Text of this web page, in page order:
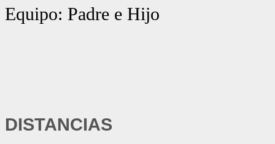
Equipo: Padre e Hijo
DISTANCIAS